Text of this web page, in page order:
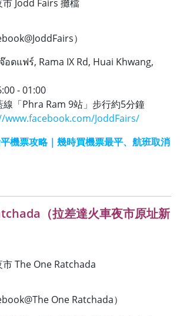
）
อดแฟร์, Rama IX Rd, Huai Khwang,
- 01:00
線「Phra Ram 9站」步行約5分鐘
www.facebook.com/JoddFairs/
機票攻略｜幾時買機票最平、航班取消
（拉差達火車夜市原址新
One Ratchada）